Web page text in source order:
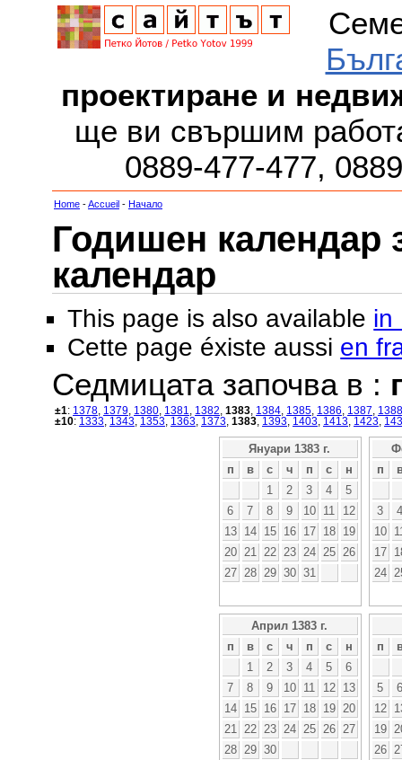
проектиране и
ще ви свършим
0889-477-477,
Home -Accueil - Начало
Годишен календар
календар
This page is also available in
Cette page éxiste aussi en
Седмицата започва в :
±1: 1378 1379 1380 1381 1382 1383 1384 1385 1386 1387
1388
±10: 1333 1343 1353 1363 1373 1383 1393 1403 1413 1423
Януари 1383 г.
п
в с ч п с
н
1
2 3 4
5
6
7 8 9 10 11
12
13
14 15 16 17 18
19
20
21 22 23 24 25
26
27
28 29 30 31
п
3
4
10
17
24
Април 1383 г.
п
в с ч п с
н
1
2 3 4 5
6
7
8 9 10 11 12
13
14
15 16 17 18 19
20
21
22 23 24 25 26
27
28
29 30
п
5
6
12
19
26